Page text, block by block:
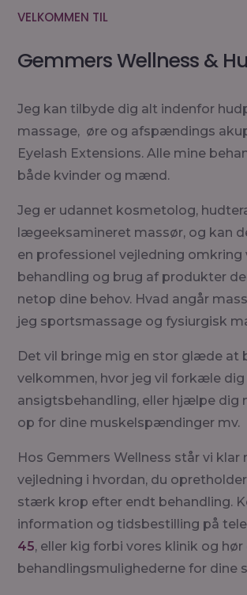
VELKOMMEN TIL
Gemmers Wellness &
Jeg kan tilbyde dig alt indenfor
massage, øre og afspændings
Eyelash Extensions. Alle mine
både kvinder og mænd.
Jeg er udannet kosmetolog,
lægeeksamineret massør, og kan
en professionel vejledning omkring
behandling og brug af produkter
netop dine behov. Hvad angår
jeg sportsmassage og fysiurgisk
Det vil bringe mig en stor glæde at
velkommen, hvor jeg vil forkæle
ansigtsbehandling, eller hjælpe dig
op for dine muskelspændinger mv.
Hos Gemmers Wellness står vi klar
vejledning i hvordan, du
stærk krop efter endt behandling.
information og tidsbestilling på
45, eller kig forbi vores klinik og hør
behandlingsmulighederne for dine